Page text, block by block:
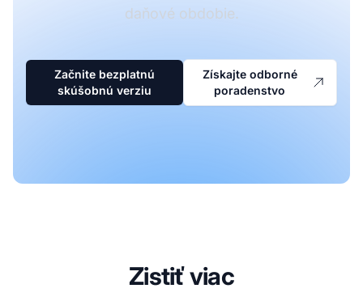
daňové obdobie.
Začnite bezplatnú
skúšobnú verziu
Získajte odborné
poradenstvo
Zistiť viac